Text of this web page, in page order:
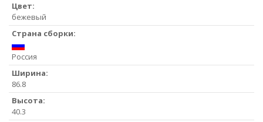
Цвет:
бежевый
Страна сборки:
Россия
Ширина:
86.8
Высота:
40.3